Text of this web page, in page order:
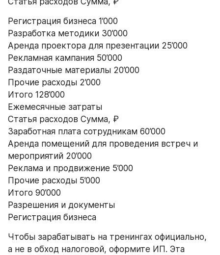
Регистрация бизнеса 1’000
Разработка методики 30’000
Аренда проектора для презентации 25’000
Рекламная кампания 50’000
Раздаточные материалы 20’000
Прочие расходы 2’000
Итого 128’000
Ежемесячные затраты
Статья расходов Сумма, ₽
Заработная плата сотрудникам 60’000
Аренда помещений для проведения встреч и
мероприятий 20’000
Реклама и продвижение 5’000
Прочие расходы 5’000
Итого 90’000
Разрешения и документы
Регистрация бизнеса
Чтобы зарабатывать на тренингах официально,
а не в обход налоговой, оформите ИП. Эта